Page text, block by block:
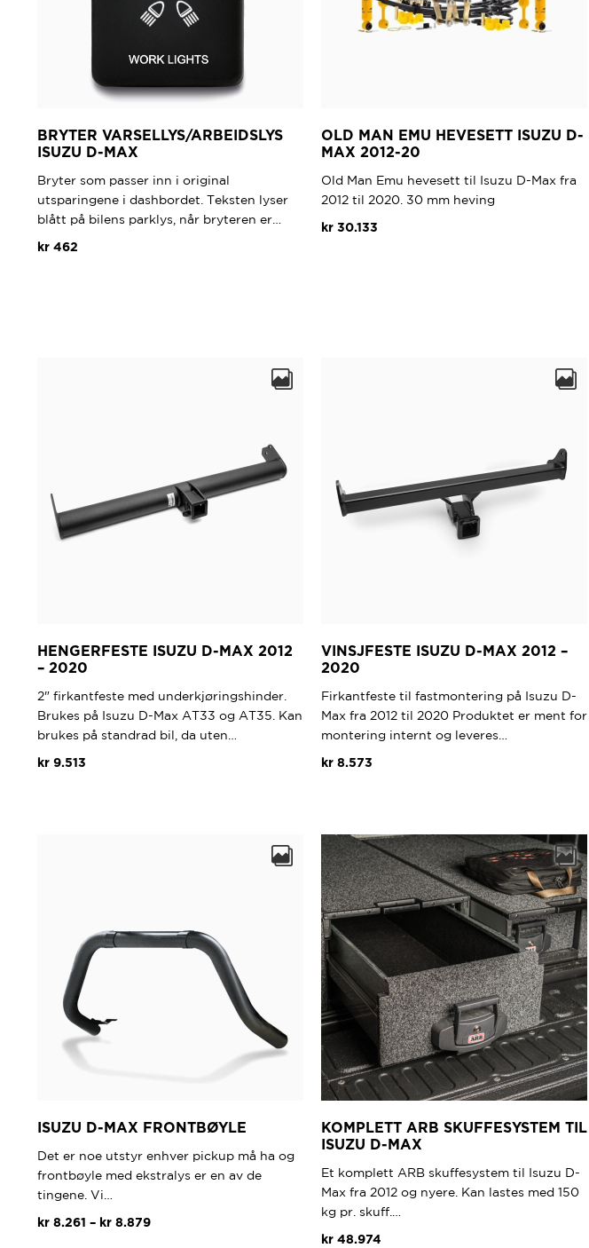
BRYTER VARSELLYS/ARBEIDSLYS
ISUZU D-MAX
Bryter som passer inn i original
utsparingene i dashbordet. Teksten lyser
blått på bilens parklys, når bryteren er…
kr 462
OLD MAN EMU HEVESETT ISUZU D-
MAX 2012-20
Old Man Emu hevesett til Isuzu D-Max fra
2012 til 2020. 30 mm heving
kr 30.133
HENGERFESTE ISUZU D-MAX 2012
– 2020
2" firkantfeste med underkjøringshinder.
Brukes på Isuzu D-Max AT33 og AT35. Kan
brukes på standrad bil, da uten…
kr 9.513
VINSJFESTE ISUZU D-MAX 2012 –
2020
Firkantfeste til fastmontering på Isuzu D-
Max fra 2012 til 2020 Produktet er ment for
montering internt og leveres…
kr 8.573
ISUZU D-MAX FRONTBØYLE
Det er noe utstyr enhver pickup må ha og
frontbøyle med ekstralys er en av de
tingene. Vi…
kr 8.261 – kr 8.879Prisområde:
KOMPLETT ARB SKUFFESYSTEM TIL
ISUZU D-MAX
Et komplett ARB skuffesystem til Isuzu D-
Max fra 2012 og nyere. Kan lastes med 150
kg pr. skuff.…
kr 48.974